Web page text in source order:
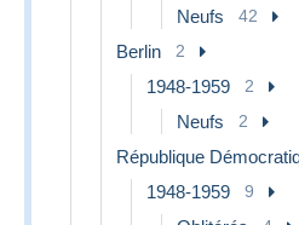
Neufs 42
Berlin 2
1948-1959 2
Neufs 2
République
1948-1959 9